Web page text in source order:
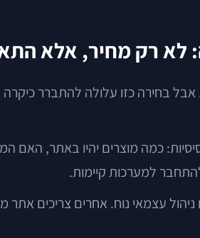
לא רק מחיר, אלא
אבל בחירה כזו עלולה להתברר
כמה מוצרים יהיו באתר, האם
למערכות קיימות.